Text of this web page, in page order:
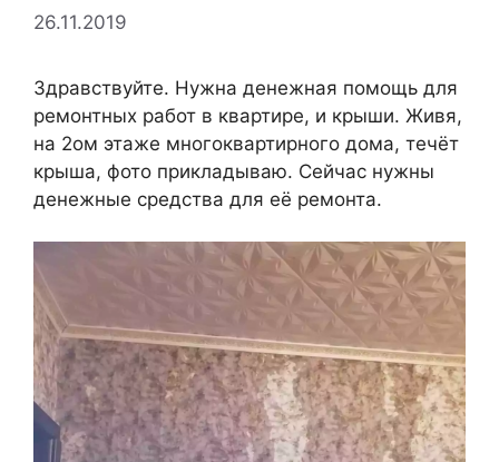
26.11.2019
Здравствуйте. Нужна денежная помощь для
ремонтных работ в квартире, и крыши. Живя,
на 2ом этаже многоквартирного дома, течёт
крыша, фото прикладываю. Сейчас нужны
денежные средства для её ремонта.